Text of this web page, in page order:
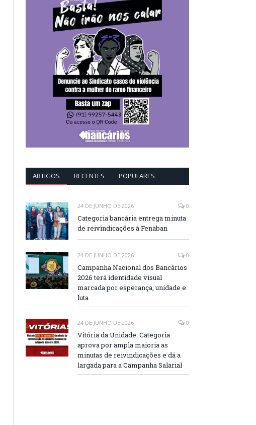
ARTIGOS RECENTES POPULARES
24 DE JUNHO DE 2026 0
Categoria bancária entrega minuta
de reivindicações à Fenaban
24 DE JUNHO DE 2026 0
Campanha Nacional dos Bancários
2026 terá identidade visual
marcada por esperança, unidade e
luta
24 DE JUNHO DE 2026 0
Vitória da Unidade: Categoria
aprova por ampla maioria as
minutas de reivindicações e dá a
largada para a Campanha Salarial